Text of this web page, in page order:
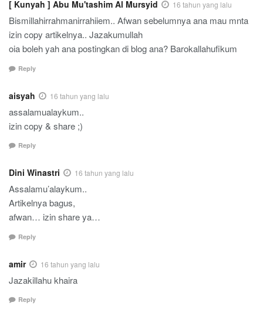
[ Kunyah ] Abu Mu'tashim Al Mursyid 16 tahun yang lalu
Bismillahirrahmanirrahiiem.. Afwan sebelumnya ana mau mnta
izin copy artikelnya.. Jazakumullah
oia boleh yah ana postingkan di blog ana? Barokallahufikum
Reply
aisyah 16 tahun yang lalu
assalamualaykum..
izin copy & share ;)
Reply
Dini Winastri 16 tahun yang lalu
Assalamu’alaykum..
Artikelnya bagus,
afwan… izin share ya…
Reply
amir 16 tahun yang lalu
Jazakillahu khaira
Reply